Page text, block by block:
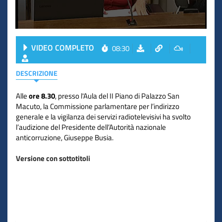
VIDEO COMPLETO 08:30
DESCRIZIONE
Alleore 8.30, presso l'Aula del II Piano di Palazzo San
Macuto, la Commissione parlamentare per l’indirizzo
generale e la vigilanza dei servizi radiotelevisivi ha svolto
l’audizione del Presidente dell’Autorità nazionale
anticorruzione, Giuseppe Busia.
Versione con sottotitoli